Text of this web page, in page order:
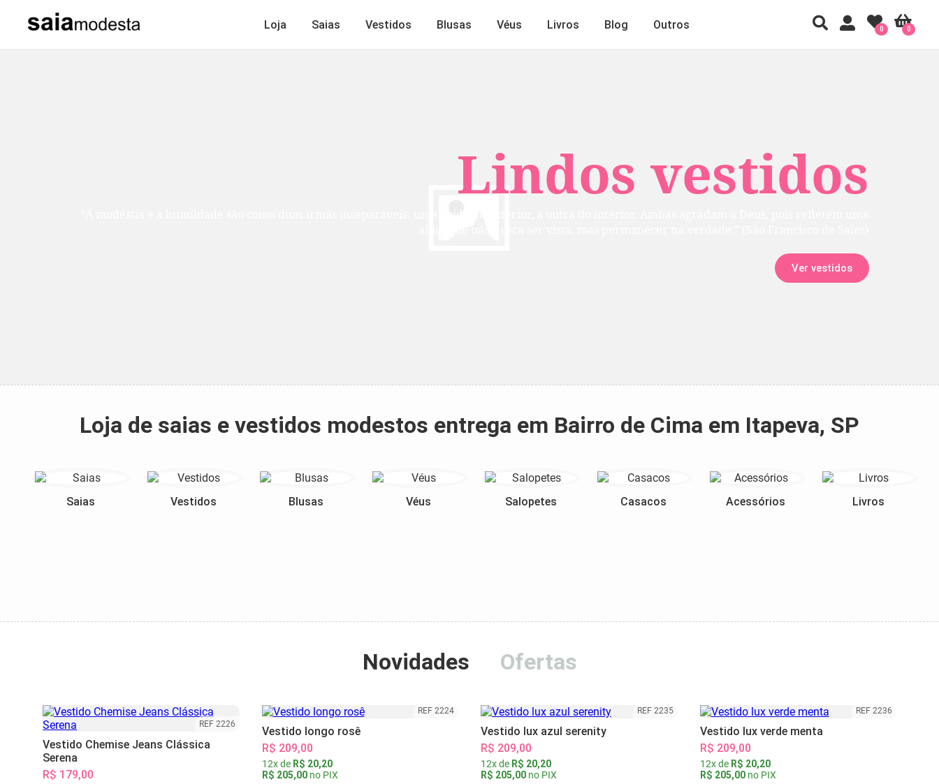
Lindos vestidos
Ver vestidos
Loja Saias Vestidos Blusas Véus Livros Blog Outros 0
0
Loja de saias e vestidos modestos entrega em Bairro de Cima em Itapeva, SP
Saias Vestidos Blusas Véus Salopetes Casacos Acessórios Livros
Novidades Ofertas
REF 2226
Vestido Chemise Jeans Clássica
Serena
R$ 179,00
REF 2224
Vestido longo rosê
R$ 209,00
12x de R$ 20,20
R$ 205,00no PIX
REF 2235
Vestido lux azul serenity
R$ 209,00
12x de R$ 20,20
R$ 205,00 no PIX
REF 2236
Vestido lux verde menta
R$ 209,00
12x de R$ 20,20
R$ 205,00no PIX